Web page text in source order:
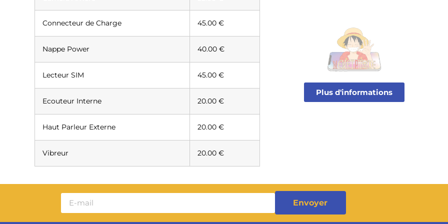
Connecteur de Charge 45.00 €
Nappe Power 40.00 €
Lecteur SIM 45.00 €
Ecouteur Interne 20.00 €
Haut Parleur Externe 20.00 €
Vibreur 20.00 €
Plus d'informations
Envoyer